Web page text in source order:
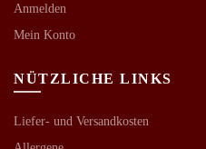
Anmelden
Mein Konto
NÜTZLICHE LINKS
Liefer- und Versandkosten